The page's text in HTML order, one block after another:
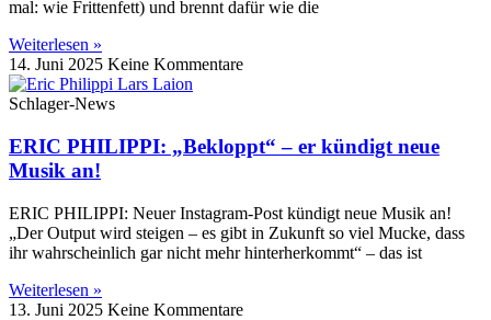
mal: wie Frittenfett) und brennt dafür wie die
Weiterlesen »
14. Juni 2025 Keine Kommentare
Schlager-News
ERIC PHILIPPI: „Bekloppt“ – er kündigt neue
Musik an!
ERIC PHILIPPI: Neuer Instagram-Post kündigt neue Musik an!
„Der Output wird steigen – es gibt in Zukunft so viel Mucke, dass
ihr wahrscheinlich gar nicht mehr hinterherkommt“ – das ist
Weiterlesen »
13. Juni 2025 Keine Kommentare